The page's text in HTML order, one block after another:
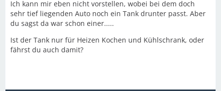
Ich kann mir eben nicht vorstellen, wobei bei dem doch
sehr tief liegenden Auto noch ein Tank drunter passt. Aber
du sagst da war schon einer.....
Ist der Tank nur für Heizen Kochen und Kühlschrank, oder
fährst du auch damit?